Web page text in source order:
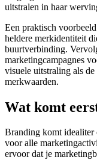
uitstralen in haar
Een praktisch
heldere merkidentiteit
buurtverbinding.
marketingcampagnes
visuele uitstraling als
merkwaarden.
Wat komt
Branding komt idealiter
voor alle
ervoor dat je